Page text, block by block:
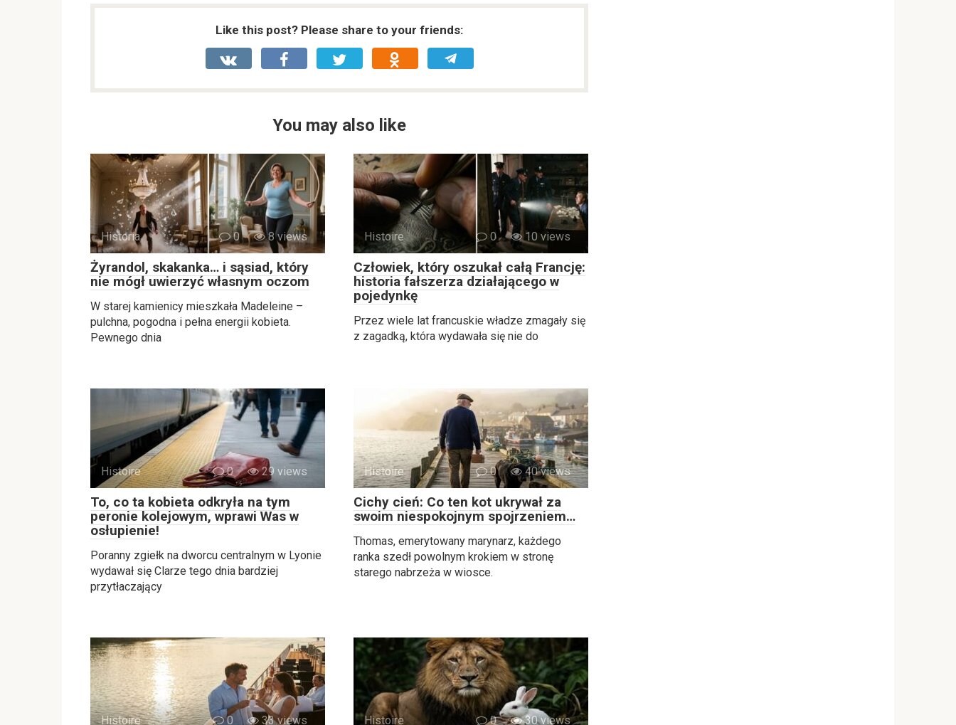
Like this post? Please share to your friends:
You may also like
Historia 0 8 views
Żyrandol, skakanka… i sąsiad, który
nie mógł uwierzyć własnym oczom
W starej kamienicy mieszkała Madeleine –
pulchna, pogodna i pełna energii kobieta.
Pewnego dnia
Histoire 0 10 views
Człowiek, który oszukał całą Francję:
historia fałszerza działającego w
pojedynkę
Przez wiele lat francuskie władze zmagały się
z zagadką, która wydawała się nie do
Histoire 0 29 views
To, co ta kobieta odkryła na tym
peronie kolejowym, wprawi Was w
osłupienie!
Poranny zgiełk na dworcu centralnym w Lyonie
wydawał się Clarze tego dnia bardziej
przytłaczający
Histoire 0 40 views
Cichy cień: Co ten kot ukrywał za
swoim niespokojnym spojrzeniem…
Thomas, emerytowany marynarz, każdego
ranka szedł powolnym krokiem w stronę
starego nabrzeża w wiosce.
Histoire 0 33 views Histoire 0 30 views